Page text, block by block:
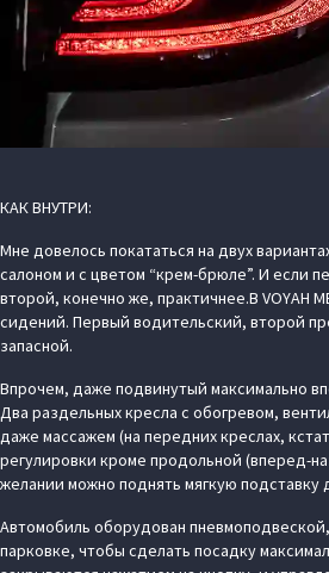
КАК ВНУТРИ:
Мне довелось покататься на двух
салоном и с цветом “крем-брюле”. И если
второй, конечно же, практичнее.В VOYAH
сидений. Первый водительский, второй
запасной.
Впрочем, даже подвинутый максимально
Два раздельных кресла с обогревом,
даже массажем (на передних креслах,
регулировки кроме продольной (вперед-
желании можно поднять мягкую подставку
Автомобиль оборудован
парковке, чтобы сделать посадку